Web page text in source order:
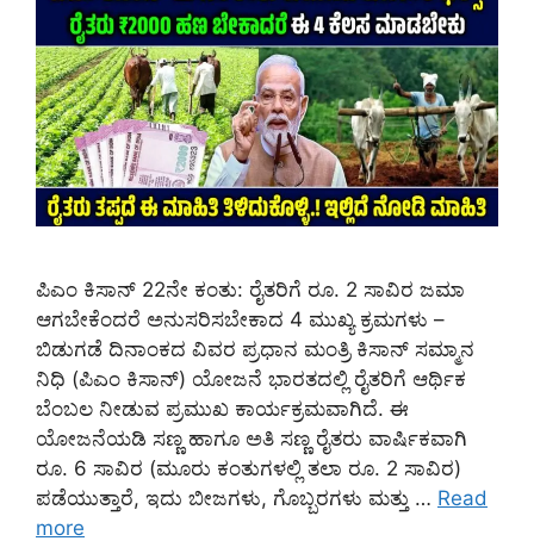
ಪಿಎಂ ಕಿಸಾನ್ 22ನೇ ಕಂತು: ರೈತರಿಗೆ ರೂ. 2 ಸಾವಿರ ಜಮಾ
ಆಗಬೇಕೆಂದರೆ ಅನುಸರಿಸಬೇಕಾದ 4 ಮುಖ್ಯ ಕ್ರಮಗಳು –
ಬಿಡುಗಡೆ ದಿನಾಂಕದ ವಿವರ ಪ್ರಧಾನ ಮಂತ್ರಿ ಕಿಸಾನ್ ಸಮ್ಮಾನ
ನಿಧಿ (ಪಿಎಂ ಕಿಸಾನ್) ಯೋಜನೆ ಭಾರತದಲ್ಲಿ ರೈತರಿಗೆ ಆರ್ಥಿಕ
ಬೆಂಬಲ ನೀಡುವ ಪ್ರಮುಖ ಕಾರ್ಯಕ್ರಮವಾಗಿದೆ. ಈ
ಯೋಜನೆಯಡಿ ಸಣ್ಣ ಹಾಗೂ ಅತಿ ಸಣ್ಣ ರೈತರು ವಾರ್ಷಿಕವಾಗಿ
ರೂ. 6 ಸಾವಿರ (ಮೂರು ಕಂತುಗಳಲ್ಲಿ ತಲಾ ರೂ. 2 ಸಾವಿರ)
ಪಡೆಯುತ್ತಾರೆ, ಇದು ಬೀಜಗಳು, ಗೊಬ್ಬರಗಳು ಮತ್ತು … Read
more